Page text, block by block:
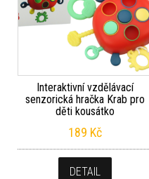
Interaktivní vzdělávací
senzorická hračka Krab pro
děti kousátko
189 Kč
DETAIL